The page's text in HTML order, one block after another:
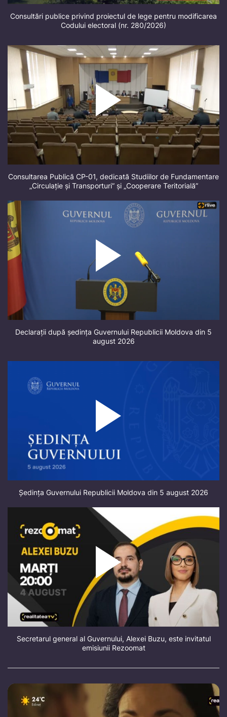
Consultări publice privind proiectul de lege pentru modificarea
Codului electoral (nr. 280/2026)
Consultarea Publică CP-01, dedicată Studiilor de Fundamentare
„Circulație și Transporturi” și „Cooperare Teritorială”
Declarații după ședința Guvernului Republicii Moldova din 5
august 2026
Ședința Guvernului Republicii Moldova din 5 august 2026
Secretarul general al Guvernului, Alexei Buzu, este invitatul
emisiunii Rezoomat